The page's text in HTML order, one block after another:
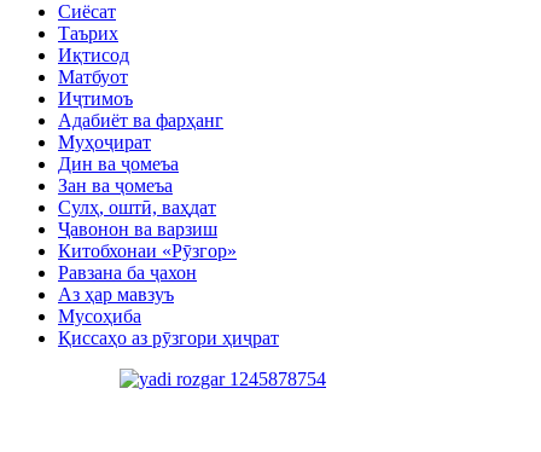
Сиёсат
Таърих
Иқтисод
Матбуот
Иҷтимоъ
Адабиёт ва фарҳанг
Муҳоҷират
Дин ва ҷомеъа
Зан ва ҷомеъа
Сулҳ, оштӣ, ваҳдат
Ҷавонон ва варзиш
Китобхонаи «Рӯзгор»
Равзана ба ҷахон
Аз ҳар мавзуъ
Мусоҳиба
Қиссаҳо аз рӯзгори ҳиҷрат